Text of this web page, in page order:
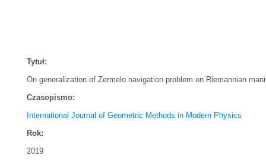
Tytuł:
On generalization of Zermelo navigation problem on Riemannian
Czasopismo:
International Journal of Geometric Methods in Modern Physics
Rok:
2019